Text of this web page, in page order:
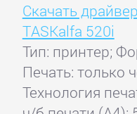
Скачать
TASKalfa 520i
Тип: принтер;
Печать: только
Технология